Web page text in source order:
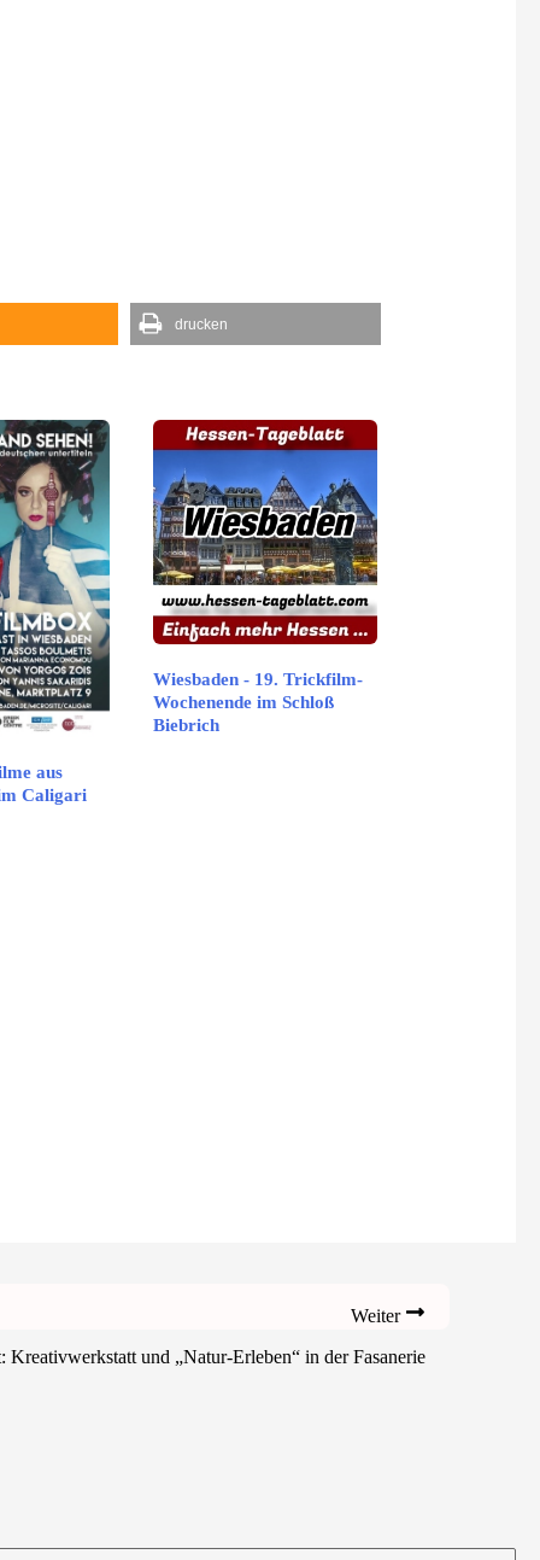
drucken
aus
Caligari
Wiesbaden - 19. Trickfilm-
Wochenende im Schloß
Biebrich
Weiter
Kreativwerkstatt und „Natur-Erleben“ in der Fasanerie